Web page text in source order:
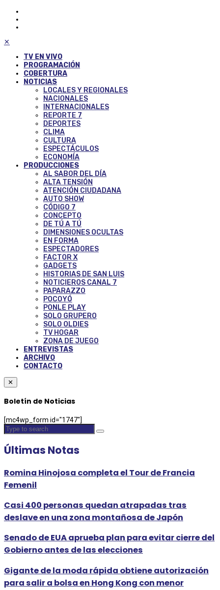
✕
TV EN VIVO
PROGRAMACIÓN
COBERTURA
NOTICIAS
LOCALES Y REGIONALES
NACIONALES
INTERNACIONALES
REPORTE 7
DEPORTES
CLIMA
CULTURA
ESPECTÁCULOS
ECONOMÍA
PRODUCCIONES
AL SABOR DEL DÍA
ALTA TENSIÓN
ATENCIÓN CIUDADANA
AUTO SHOW
CÓDIGO 7
CONCEPTO
DE TÚ A TÚ
DIMENSIONES OCULTAS
EN FORMA
ESPECTADORES
FACTOR X
GADGETS
HISTORIAS DE SAN LUIS
NOTICIEROS CANAL 7
PAPARAZZO
POCOYÓ
PONLE PLAY
SOLO GRUPERO
SOLO OLDIES
TV HOGAR
ZONA DE JUEGO
ENTREVISTAS
ARCHIVO
CONTACTO
✕
Boletín de Noticias
[mc4wp_form id="1747"]
Últimas Notas
Romina Hinojosa completa el Tour de Francia
Femenil
Casi 400 personas quedan atrapadas tras
deslave en una zona montañosa de Japón
Senado de EUA aprueba plan para evitar cierre del
Gobierno antes de las elecciones
Gigante de la moda rápida obtiene autorización
para salir a bolsa en Hong Kong con menor